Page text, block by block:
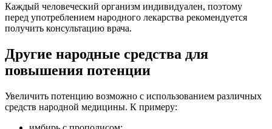
Каждый человеческий организм индивидуален, поэтому
перед употреблением народного лекарства рекомендуется
получить консультацию врача.
Другие народные средства для
повышения потенции
Увеличить потенцию возможно с использованием различных
средств народной медицины. К примеру: